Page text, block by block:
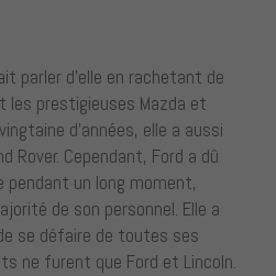
parler d’elle en rachetant de
les prestigieuses Mazda et
d’années, elle a aussi
Rover. Cependant, Ford a dû
un long moment,
de son personnel. Elle a
se défaire de toutes ses
ne furent que Ford et Lincoln.